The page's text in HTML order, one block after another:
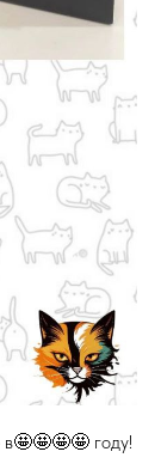
в🤩🤩🤩🤩 году!